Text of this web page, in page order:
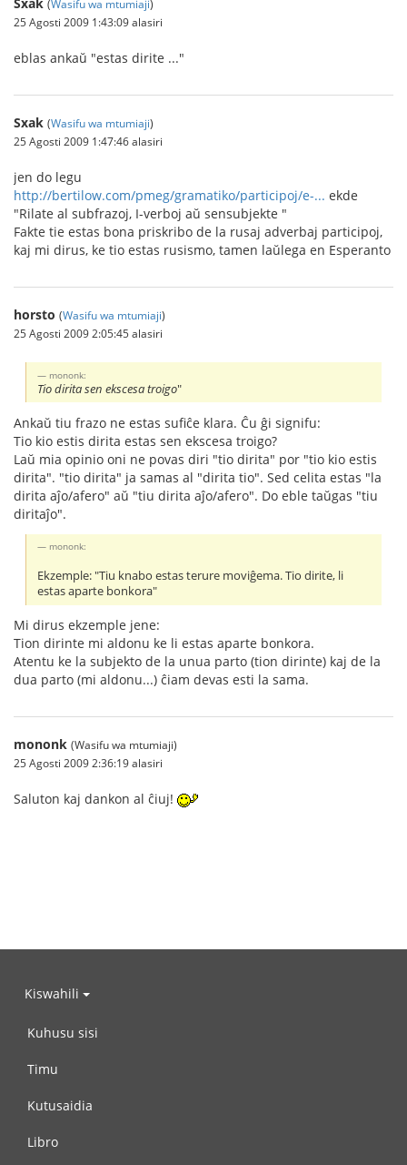
(Wasifu wa mtumiaji)
25 Agosti 2009 1:43:09 alasiri
eblas ankaŭ "estas dirite ..."
Sxak (Wasifu wa mtumiaji)
25 Agosti 2009 1:47:46 alasiri
jen do legu
http://bertilow.com/pmeg/gramatiko/participoj/e-... ekde
"Rilate al subfrazoj, I-verboj aŭ sensubjekte "
Fakte tie estas bona priskribo de la rusaj adverbaj participoj,
kaj mi dirus, ke tio estas rusismo, tamen laŭlega en Esperanto
horsto (Wasifu wa mtumiaji)
25 Agosti 2009 2:05:45 alasiri
mononk:
Tio dirita sen ekscesa troigo"
Ankaŭ tiu frazo ne estas sufiĉe klara. Ĉu ĝi signifu:
Tio kio estis dirita estas sen ekscesa troigo?
Laŭ mia opinio oni ne povas diri "tio dirita" por "tio kio estis
dirita". "tio dirita" ja samas al "dirita tio". Sed celita estas "la
dirita aĵo/afero" aŭ "tiu dirita aĵo/afero". Do eble taŭgas "tiu
diritaĵo".
mononk:
Ekzemple: "Tiu knabo estas terure moviĝema. Tio dirite, li
estas aparte bonkora"
Mi dirus ekzemple jene:
Tion dirinte mi aldonu ke li estas aparte bonkora.
Atentu ke la subjekto de la unua parto (tion dirinte) kaj de la
dua parto (mi aldonu...) ĉiam devas esti la sama.
mononk (Wasifu wa mtumiaji)
25 Agosti 2009 2:36:19 alasiri
Saluton kaj dankon al ĉiuj!
Kiswahili
Kuhusu sisi
Timu
Kutusaidia
Libro